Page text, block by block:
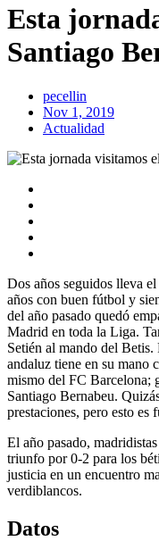
Esta
Santiago
pecellin
Nov 1, 2019
Actualidad
Dos años seguidos lleva
años con buen fútbol y
del año pasado quedó
Madrid en toda la Liga.
Setién al mando del
andaluz tiene en su mano
mismo del FC Barcelona;
Santiago Bernabeu.
prestaciones, pero esto es
El año pasado,
triunfo por 0-2 para los
justicia en un encuentro
verdiblancos.
Datos